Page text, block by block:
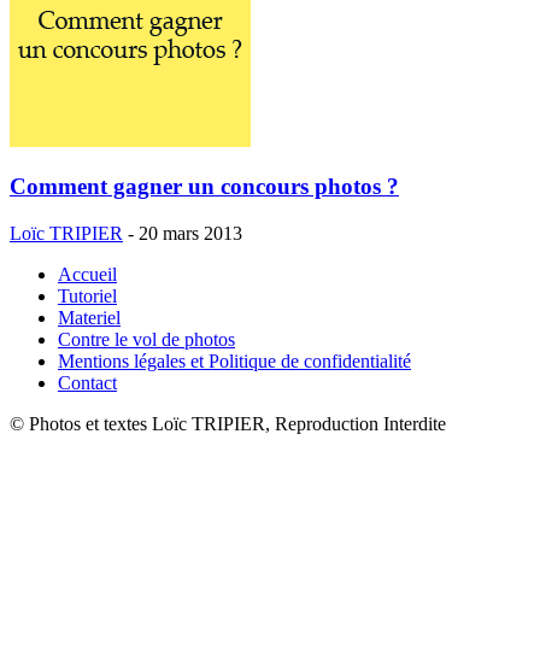
Comment gagner un concours photos ?
Loïc TRIPIER - 20 mars 2013
Accueil
Tutoriel
Materiel
Contre le vol de photos
Mentions légales et Politique de confidentialité
Contact
© Photos et textes Loïc TRIPIER, Reproduction Interdite